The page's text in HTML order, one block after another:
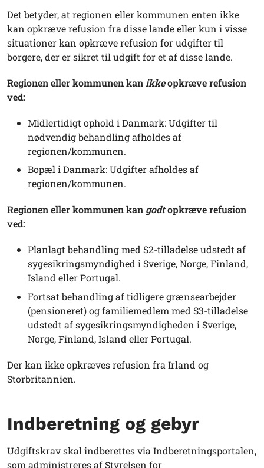
Det betyder, at regionen eller kommunen enten ikke
kan opkræve refusion fra disse lande eller kun i visse
situationer kan opkræve refusion for udgifter til
borgere, der er sikret til udgift for et af disse lande.
Regionen eller kommunen kan ikkeopkræve refusion
ved:
Midlertidigt ophold i Danmark: Udgifter til
nødvendig behandling afholdes af
regionen/kommunen.
Bopæl i Danmark: Udgifter afholdes af
regionen/kommunen.
Regionen eller kommunen kan godtopkræve refusion
ved:
Planlagt behandling med S2-tilladelse udstedt af
sygesikringsmyndighed i Sverige, Norge, Finland,
Island eller Portugal.
Fortsat behandling af tidligere grænsearbejder
(pensioneret) og familiemedlem med S3-tilladelse
udstedt af sygesikringsmyndigheden i Sverige,
Norge, Finland, Island eller Portugal.
Der kan ikke opkræves refusion fra Irland og
Storbritannien.
Indberetning og gebyr
Udgiftskrav skal indberettes via Indberetningsportalen,
som administreres af Styrelsen for